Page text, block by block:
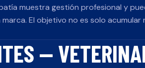
muestra gestión profesional y
El objetivo no es solo acumular
—